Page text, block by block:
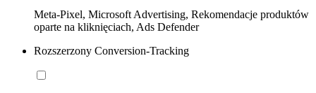
Meta-Pixel, Microsoft Advertising, Rekomendacje produktów
oparte na kliknięciach, Ads Defender
Rozszerzony Conversion-Tracking